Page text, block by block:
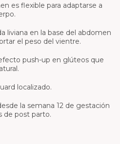
es flexible para adaptarse a
liviana en la base del abdomen
el peso del vientre.
push-up en glúteos que
localizado.
la semana 12 de gestación
de post parto.